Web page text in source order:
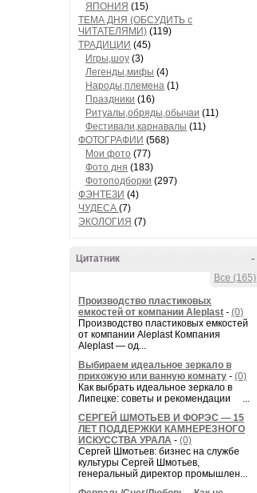
ЯПОНИЯ (15)
ТЕМА ДНЯ (ОБСУДИТЬ с
ЧИТАТЕЛЯМИ) (119)
ТРАДИЦИИ (45)
Игры,шоу (3)
Легенды,мифы (4)
Народы,племена (1)
Праздники (16)
Ритуалы,обряды,обычаи (11)
Фестивали,карнавалы (11)
ФОТОГРАФИИ (568)
Мои фото (77)
Фото дня (183)
Фотоподборки (297)
ФЭНТЕЗИ (4)
ЧУДЕСА (7)
ЭКОЛОГИЯ (7)
-
Цитатник
Все (165)
Производство пластиковых
емкостей от компании Aleplast - (0)
Производство пластиковых емкостей
от компании Aleplast Компания
Aleplast — од...
Выбираем идеальное зеркало в
прихожую или ванную комнату - (0)
Как выбрать идеальное зеркало в
Липецке: советы и рекомендации ...
СЕРГЕЙ ШМОТЬЕВ И ФОРЭС — 15
ЛЕТ ПОДДЕРЖКИ КАМНЕРЕЗНОГО
ИСКУССТВА УРАЛА - (0)
Сергей Шмотьев: бизнес на службе
культуры Сергей Шмотьев,
генеральный директор промышлен...